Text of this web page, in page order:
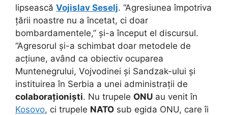
lipsească Vojislav Seselj. “Agresiunea împotriva
țării noastre nu a încetat, ci doar
bombardamentele,” și-a început el discursul.
“Agresorul și-a schimbat doar metodele de
acțiune, având ca obiectiv ocuparea
Muntenegrului, Vojvodinei și Sandzak-ului și
instituirea în Serbia a unei administrații de
colaboraționiști. Nu trupele ONU au venit în
Kosovo, ci trupele NATO sub egida ONU, care îi